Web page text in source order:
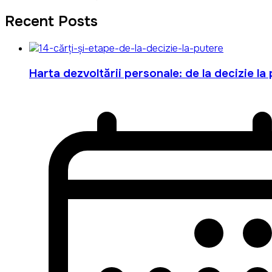
Recent Posts
Harta dezvoltării personale: de la decizie la